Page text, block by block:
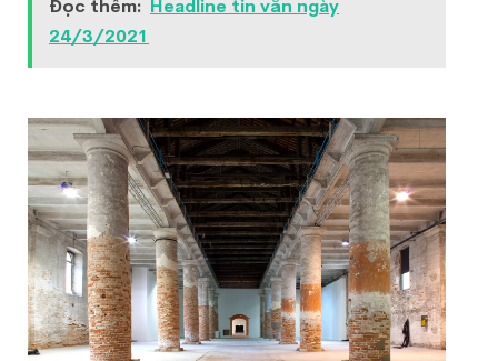
Đọc thêm: Headline tin vắn ngày
24/3/2021